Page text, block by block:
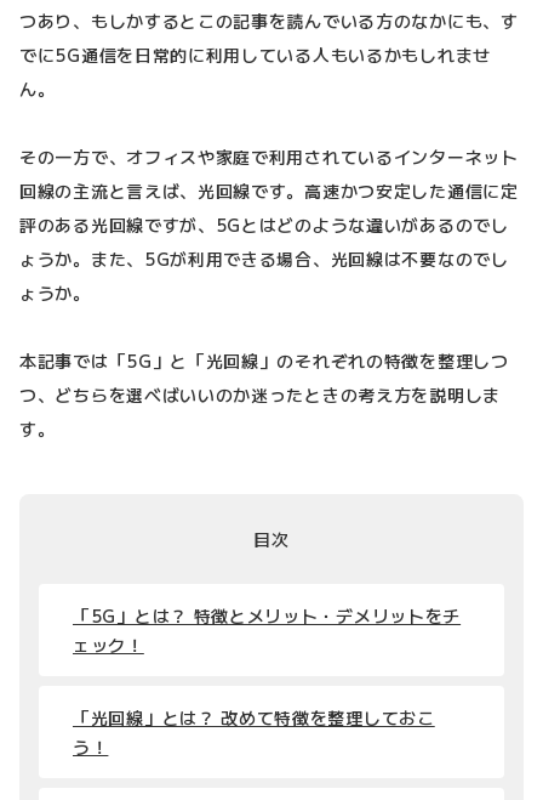
つあり、もしかするとこの記事を読んでいる方のなかにも、す
でに5G通信を日常的に利用している人もいるかもしれませ
ん。
その一方で、オフィスや家庭で利用されているインターネット
回線の主流と言えば、光回線です。高速かつ安定した通信に定
評のある光回線ですが、5Gとはどのような違いがあるのでし
ょうか。また、5Gが利用できる場合、光回線は不要なのでし
ょうか。
本記事では「5G」と「光回線」のそれぞれの特徴を整理しつ
つ、どちらを選べばいいのか迷ったときの考え方を説明しま
す。
目次
「5G」とは？ 特徴とメリット・デメリットをチ
ェック！
「光回線」とは？ 改めて特徴を整理しておこ
う！